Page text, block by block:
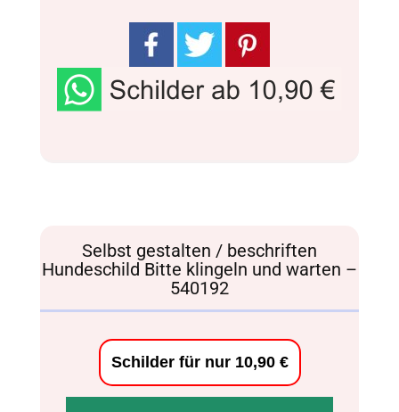
Selbst gestalten / beschriften
Hundeschild Bitte klingeln und warten –
540192
Schilder für nur 10,90 €